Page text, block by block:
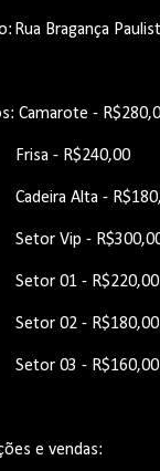
Rua Bragança
Camarote -
- R$240,00
Alta -
Vip -
01 - R$220,00
02 -
03 -
e vendas: